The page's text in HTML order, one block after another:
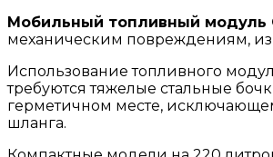
Мобильный топливный модуль
механическим повреждениям,
Использование топливного
требуются тяжелые стальные
герметичном месте,
шланга.